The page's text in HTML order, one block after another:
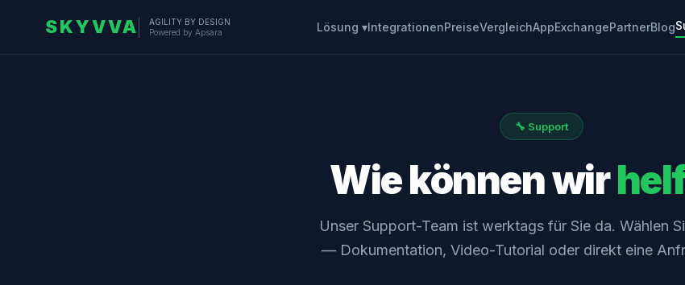
SKYVVA
AGILITY BY DESIGN
Powered by Apsara
Lösung ▾IntegrationenPreiseVergleichAppExchangePartnerBlog
🔧 Support
Wie können wir
Unser Support-Team ist werktags für Sie da. Wählen
— Dokumentation, Video-Tutorial oder direkt eine